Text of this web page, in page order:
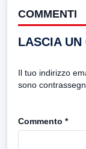
COMMENTI
LASCIA UN
Il tuo indirizzo
sono
Commento *